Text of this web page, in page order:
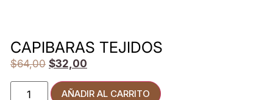
CAPIBARAS TEJIDOS
$64,00 $32,00
AÑADIR AL CARRITO